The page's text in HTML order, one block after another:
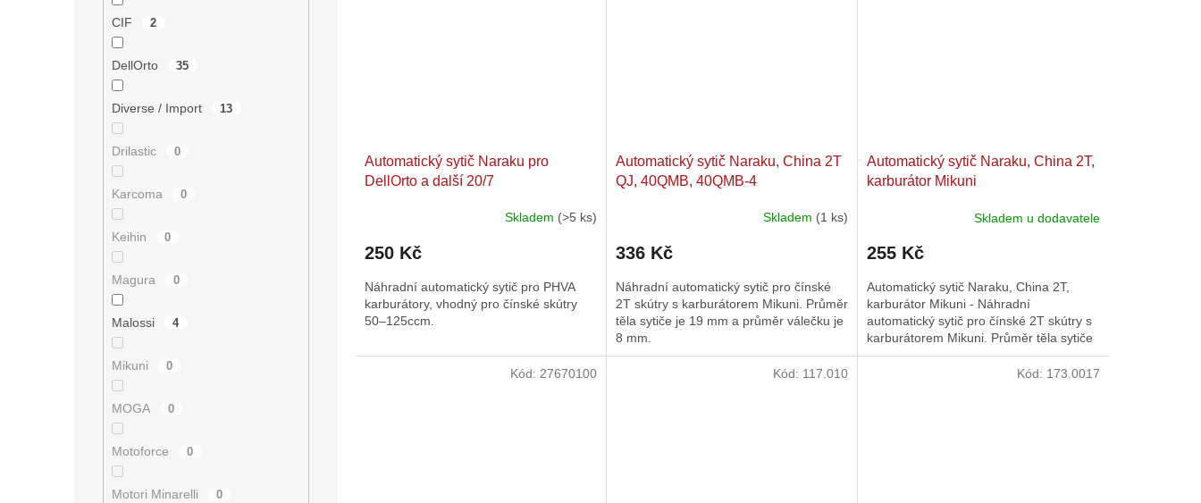
CIF 2
DellOrto 35
Diverse / Import 13
Drilastic 0
Karcoma 0
Keihin 0
Magura 0
Malossi 4
Mikuni 0
MOGA 0
Motoforce 0
Motori Minarelli 0
Automatický sytič Naraku pro
DellOrto a další 20/7
produktu
5,0
z
5
Skladem (>5 ks)
250 Kč
Náhradní automatický sytič pro PHVA
karburátory, vhodný pro čínské skútry
50–125ccm.
Automatický sytič Naraku, China 2T
QJ, 40QMB, 40QMB-4
Skladem (1 ks)
336 Kč
Náhradní automatický sytič pro čínské
2T skútry s karburátorem Mikuni. Průměr
těla sytiče je 19 mm a průměr válečku je
8 mm.
Automatický sytič Naraku, China 2T,
karburátor Mikuni
produktu
4,7
z
5
hvězdiček.
Skladem u dodavatele
255 Kč
Automatický sytič Naraku, China 2T,
karburátor Mikuni - Náhradní
automatický sytič pro čínské 2T skútry s
karburátorem Mikuni. Průměr těla sytiče
je 21 mm a průměr válečku je 8...
Kód: 27670100 Kód: 117.010 Kód: 173.0017